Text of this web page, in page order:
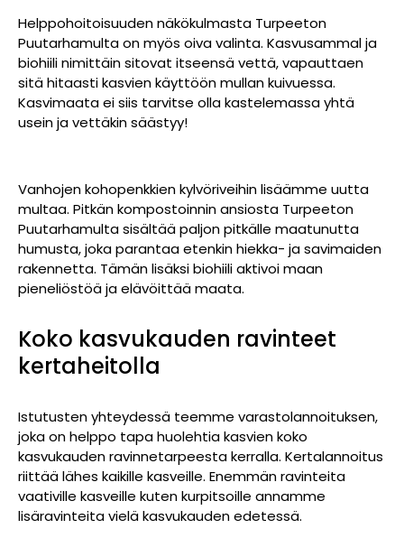
Helppohoitoisuuden näkökulmasta Turpeeton
Puutarhamulta on myös oiva valinta. Kasvusammal ja
biohiili nimittäin sitovat itseensä vettä, vapauttaen
sitä hitaasti kasvien käyttöön mullan kuivuessa.
Kasvimaata ei siis tarvitse olla kastelemassa yhtä
usein ja vettäkin säästyy!
Vanhojen kohopenkkien kylvöriveihin lisäämme uutta
multaa. Pitkän kompostoinnin ansiosta Turpeeton
Puutarhamulta sisältää paljon pitkälle maatunutta
humusta, joka parantaa etenkin hiekka- ja savimaiden
rakennetta. Tämän lisäksi biohiili aktivoi maan
pieneliöstöä ja elävöittää maata.
Koko kasvukauden ravinteet
kertaheitolla
Istutusten yhteydessä teemme varastolannoituksen,
joka on helppo tapa huolehtia kasvien koko
kasvukauden ravinnetarpeesta kerralla. Kertalannoitus
riittää lähes kaikille kasveille. Enemmän ravinteita
vaativille kasveille kuten kurpitsoille annamme
lisäravinteita vielä kasvukauden edetessä.